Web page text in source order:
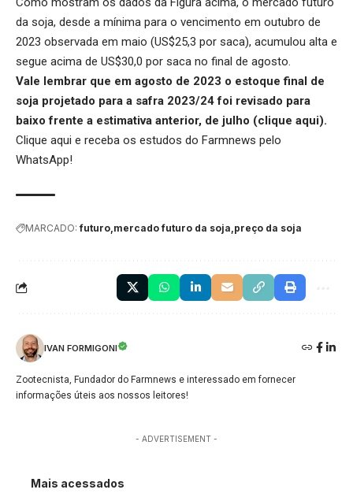
da soja, desde a mínima para o vencimento em outubro de
2023 observada em maio (US$25,3 por saca), acumulou alta e
segue acima de US$30,0 por saca no final de agosto.
Vale lembrar que em agosto de 2023 o estoque final de
soja projetado para a safra 2023/24 foi revisado para
baixo frente a estimativa anterior, de julho (clique aqui).
Clique aqui e receba os estudos do Farmnews pelo
WhatsApp!
MARCADO: futuro mercado futuro da soja preço da soja
IVAN FORMIGONI
Zootecnista, Fundador do Farmnews e interessado em fornecer
informações úteis aos nossos leitores!
- ADVERTISEMENT -
Mais acessados